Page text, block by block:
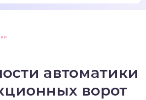
автоматики
ворот